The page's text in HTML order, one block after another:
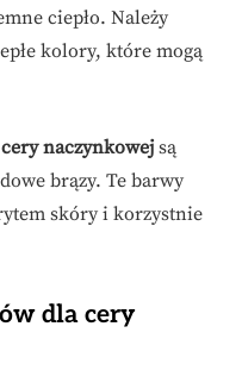
ciepło. Należy
kolory, które mogą
naczynkowej są
brązy. Te barwy
skóry i korzystnie
dla cery